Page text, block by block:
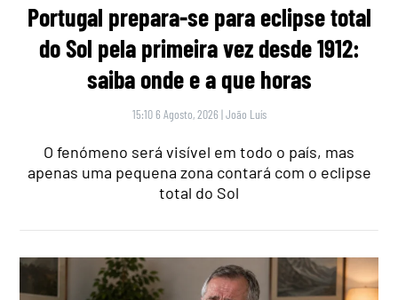
Portugal prepara-se para eclipse total
do Sol pela primeira vez desde 1912:
saiba onde e a que horas
15:10 6 Agosto, 2026 |João Luís
O fenómeno será visível em todo o país, mas
apenas uma pequena zona contará com o eclipse
total do Sol